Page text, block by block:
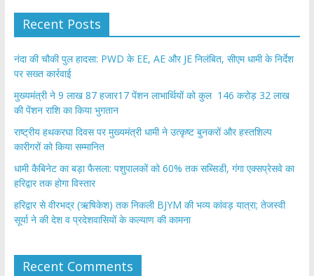
Recent Posts
नंदा की चौकी पुल हादसा: PWD के EE, AE और JE निलंबित, सीएम धामी के निर्देश
पर सख्त कार्रवाई
मुख्यमंत्री ने 9 लाख 87 हजार17 पेंशन लाभार्थियों को कुल 146 करोड़ 32 लाख
की पेंशन राशि का किया भुगतान
राष्ट्रीय हथकरघा दिवस पर मुख्यमंत्री धामी ने उत्कृष्ट बुनकरों और हस्तशिल्प
कारीगरों को किया सम्मानित
​धामी कैबिनेट का बड़ा फैसला: पशुपालकों को 60% तक सब्सिडी, गंगा एक्सप्रेसवे का
हरिद्वार तक होगा विस्तार
​हरिद्वार से वीरभद्र (ऋषिकेश) तक निकली BJYM की भव्य कांवड़ यात्रा; तेजस्वी
सूर्या ने की देश व प्रदेशवासियों के कल्याण की कामना
Recent Comments